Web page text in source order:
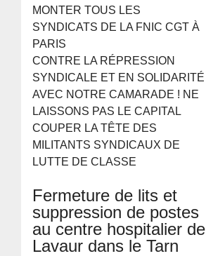
MONTER TOUS LES
SYNDICATS DE LA FNIC CGT À
PARIS
CONTRE LA RÉPRESSION
SYNDICALE ET EN SOLIDARITÉ
AVEC NOTRE CAMARADE ! NE
LAISSONS PAS LE CAPITAL
COUPER LA TÊTE DES
MILITANTS SYNDICAUX DE
LUTTE DE CLASSE
Fermeture de lits et
suppression de postes
au centre hospitalier de
Lavaur dans le Tarn